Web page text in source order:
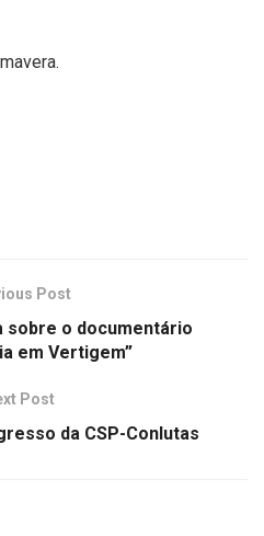
Post
sobre o documentário
em Vertigem”
Post
da CSP-Conlutas